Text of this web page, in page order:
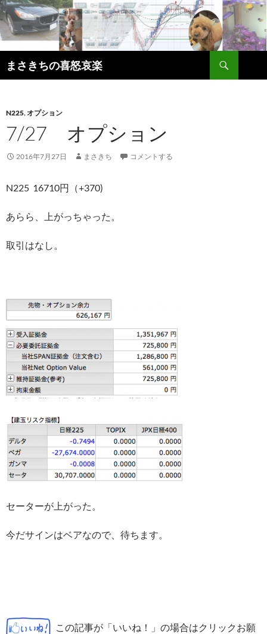
コ
ン
テ
ン
ツ
へ
まさきちの喜怒哀楽
索
N225,オプション
7/27 オプション
2016年7月27日 まさきち コメントする
N225 16710円（+370)
あらら、上がっちゃった。
取引はなし。
セーターが上がった。
今だサインはベアなので、待ちます。
この記事が「いいね！」の場合はクリックお願